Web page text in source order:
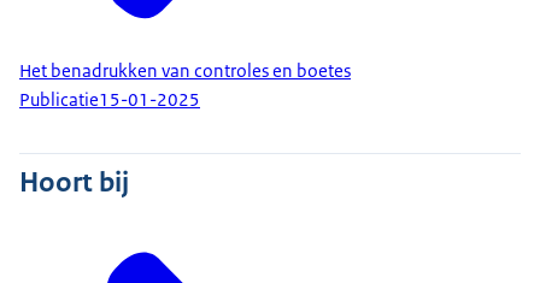
Het benadrukken van controles en boetes
Publicatie15-01-2025
Hoort bij